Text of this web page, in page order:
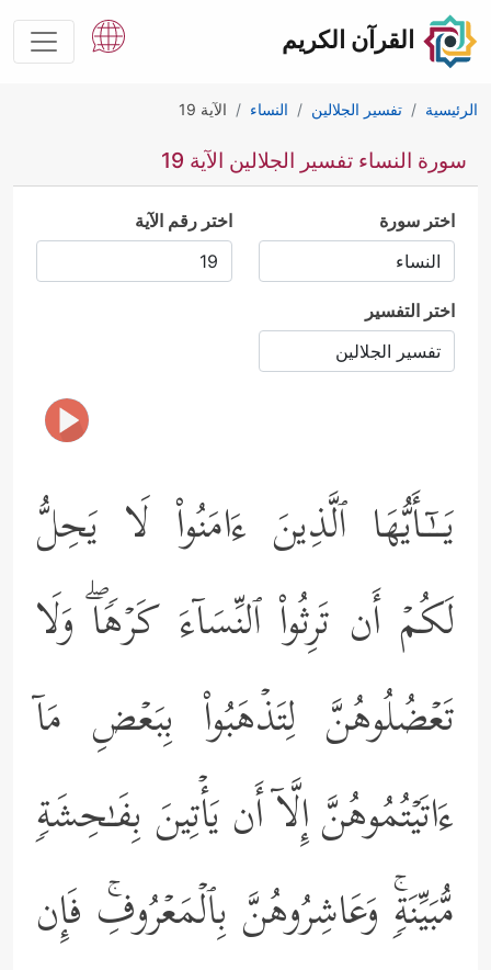
القرآن الكريم
الرئيسية تفسير الجلالين النساء الآية 19
سورة النساء تفسير الجلالين الآية 19
اختر سورة اختر رقم الآية
اختر التفسير
یَــٰۤـأَیُّهَا ٱلَّذِینَ ءَامَنُواْ لَا یَحِلُّ
لَكُمۡ أَن تَرِثُواْ ٱلنِّسَاۤءَ كَرۡهࣰاۖ وَلَا
تَعۡضُلُوهُنَّ لِتَذۡهَبُواْ بِبَعۡضِ مَاۤ
ءَاتَیۡتُمُوهُنَّ إِلَّاۤ أَن یَأۡتِینَ بِفَـٰحِشَةࣲ
مُّبَیِّنَةࣲۚ وَعَاشِرُوهُنَّ بِٱلۡمَعۡرُوفِۚ فَإِن